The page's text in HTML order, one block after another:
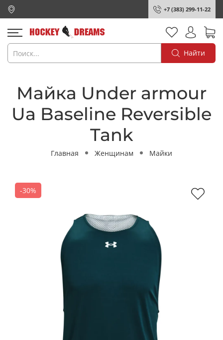
+7 (383) 299-11-22
Найти
Майка Under armour
Ua Baseline Reversible
Tank
Главная Женщинам Майки
-30%